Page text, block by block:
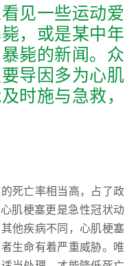
见一些运动爱
，或是某中年
毙的新闻。众
导因多为心肌
时施与急救，
死亡率相当高，占了政
肌梗塞更是急性冠状动
他疾病不同，心肌梗塞
生命有着严重威胁。唯